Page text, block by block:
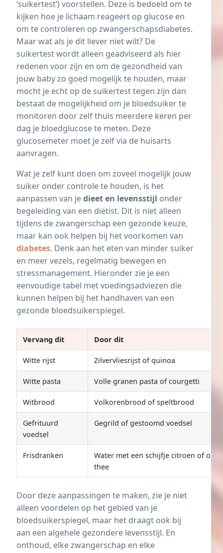
‘suikertest’) voorstellen. Deze is bedoeld om te
kijken hoe je lichaam reageert op glucose en
om te controleren op zwangerschapsdiabetes.
Maar wat als je dit liever niet wilt? De
suikertest wordt alleen geadviseerd als hier
redenen voor zijn en om de gezondheid van
jouw baby zo goed mogelijk te houden, maar
mocht je echt op de suikertest tegen zijn dan
bestaat de mogelijkheid om je bloedsuiker te
monitoren door zelf thuis meerdere keren per
dag je bloedglucose te meten. Deze
glucosemeter moet je zelf via de huisarts
aanvragen.
Wat je zelf kunt doen om zoveel mogelijk jouw
suiker onder controle te houden, is het
aanpassen van jedieet en levensstijl onder
begeleiding van een diëtist. Dit is niet alleen
tijdens de zwangerschap een gezonde keuze,
maar kan ook helpen bij het voorkomen van
diabetes. Denk aan het eten van minder suiker
en meer vezels, regelmatig bewegen en
stressmanagement. Hieronder zie je een
eenvoudige tabel metvoedingsadviezen die
kunnen helpen bij het handhaven van een
gezonde bloedsuikerspiegel.
Vervang dit Door dit
Witte rijst Zilvervliesrijst of quinoa
Witte pasta Volle granen pasta of courgetti
Witbrood Volkorenbrood of speltbrood
Gefrituurd
voedsel
Gegrild of gestoomd voedsel
Frisdranken
Water met een schijfje citroen of
thee
Door deze aanpassingen te maken, zie je niet
alleen voordelen op het gebied van je
bloedsuikerspiegel, maar het draagt ook bij
aan een algehele gezondere levensstijl. En
onthoud, elke zwangerschap en elke